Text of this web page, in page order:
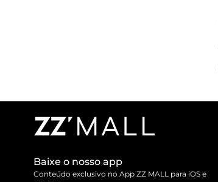
Baixe o nosso app
Conteúdo exclusivo no App ZZ MALL para iOS e